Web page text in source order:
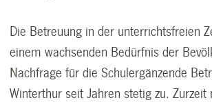
Die Betreuung in der unterrichtsfreien
einem wachsenden Bedürfnis der
Nachfrage für die Schulergänzende
Winterthur seit Jahren stetig zu. Zurzeit